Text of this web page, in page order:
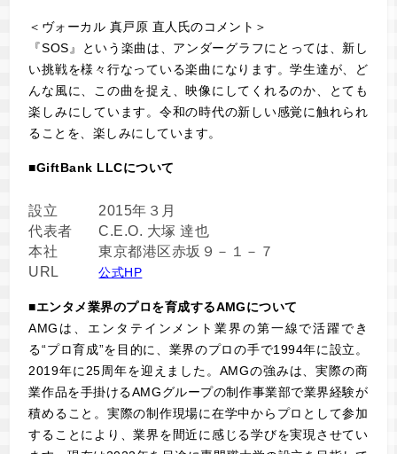
＜ヴォーカル 真戸原 直人氏のコメント＞
『SOS』という楽曲は、アンダーグラフにとっては、新し
い挑戦を様々行なっている楽曲になります。学生達が、ど
んな風に、この曲を捉え、映像にしてくれるのか、とても
楽しみにしています。令和の時代の新しい感覚に触れられ
ることを、楽しみにしています。
■GiftBank LLCについて
設立
2015年３月
代表者
C.E.O. 大塚 達也
本社
東京都港区赤坂９－１－７
URL
公式HP
■エンタメ業界のプロを育成するAMGについて
AMGは、エンタテインメント業界の第一線で活躍でき
る“プロ育成”を目的に、業界のプロの手で1994年に設立。
2019年に25周年を迎えました。AMGの強みは、実際の商
業作品を手掛けるAMGグループの制作事業部で業界経験が
積めること。実際の制作現場に在学中からプロとして参加
することにより、業界を間近に感じる学びを実現させてい